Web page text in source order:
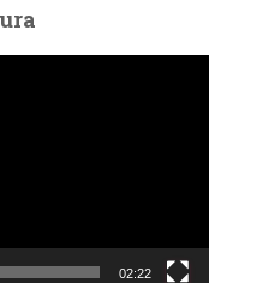
02:22